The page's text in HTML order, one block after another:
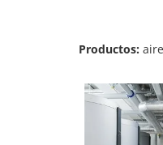
Productos: